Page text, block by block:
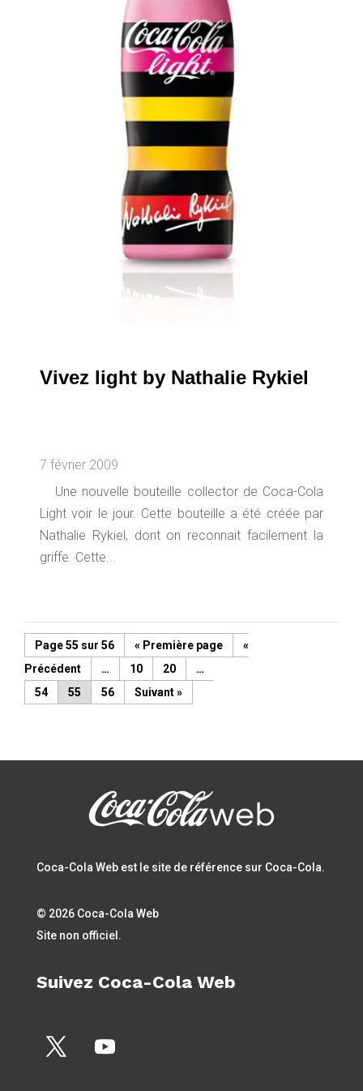
Vivez light by Nathalie Rykiel
7 février 2009
Une nouvelle bouteille collector de Coca-Cola
Light voir le jour. Cette bouteille a été créée par
Nathalie Rykiel, dont on reconnait facilement la
griffe. Cette...
Page 55 sur 56 « Première page
«
…
10 20
…
54
55 56 »
Coca-Cola Web est le site de référence sur Coca-Cola.
© 2026 Coca-Cola Web
Site non officiel.
Suivez Coca-Cola Web